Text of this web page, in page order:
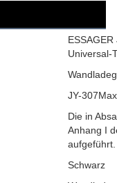
Universal-
JY-307Max
Die in
Anhang I
aufgeführt.
Schwarz